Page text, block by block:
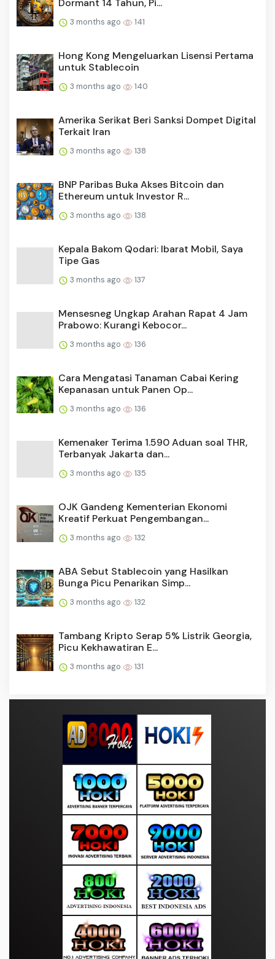
Dormant 14 Tahun, Pi...
3 months ago 141
Hong Kong Mengeluarkan Lisensi Pertama
untuk Stablecoin
3 months ago 140
Amerika Serikat Beri Sanksi Dompet Digital
Terkait Iran
3 months ago 138
BNP Paribas Buka Akses Bitcoin dan
Ethereum untuk Investor R...
3 months ago 138
Kepala Bakom Qodari: Ibarat Mobil, Saya
Tipe Gas
3 months ago 137
Mensesneg Ungkap Arahan Rapat 4 Jam
Prabowo: Kurangi Kebocor...
3 months ago 136
Cara Mengatasi Tanaman Cabai Kering
Kepanasan untuk Panen Op...
3 months ago 136
Kemenaker Terima 1.590 Aduan soal THR,
Terbanyak Jakarta dan...
3 months ago 135
OJK Gandeng Kementerian Ekonomi
Kreatif Perkuat Pengembangan...
3 months ago 132
ABA Sebut Stablecoin yang Hasilkan
Bunga Picu Penarikan Simp...
3 months ago 132
Tambang Kripto Serap 5% Listrik Georgia,
Picu Kekhawatiran E...
3 months ago 131